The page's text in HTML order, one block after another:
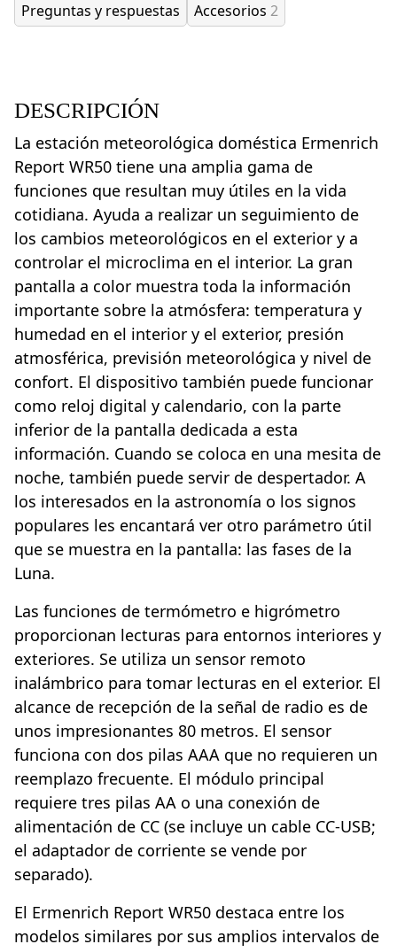
Preguntas y respuestas
Accesorios 2
DESCRIPCIÓN
La estación meteorológica doméstica Ermenrich
Report WR50 tiene una amplia gama de
funciones que resultan muy útiles en la vida
cotidiana. Ayuda a realizar un seguimiento de
los cambios meteorológicos en el exterior y a
controlar el microclima en el interior. La gran
pantalla a color muestra toda la información
importante sobre la atmósfera: temperatura y
humedad en el interior y el exterior, presión
atmosférica, previsión meteorológica y nivel de
confort. El dispositivo también puede funcionar
como reloj digital y calendario, con la parte
inferior de la pantalla dedicada a esta
información. Cuando se coloca en una mesita de
noche, también puede servir de despertador. A
los interesados en la astronomía o los signos
populares les encantará ver otro parámetro útil
que se muestra en la pantalla: las fases de la
Luna.
Las funciones de termómetro e higrómetro
proporcionan lecturas para entornos interiores y
exteriores. Se utiliza un sensor remoto
inalámbrico para tomar lecturas en el exterior. El
alcance de recepción de la señal de radio es de
unos impresionantes 80 metros. El sensor
funciona con dos pilas AAA que no requieren un
reemplazo frecuente. El módulo principal
requiere tres pilas AA o una conexión de
alimentación de CC (se incluye un cable CC-USB;
el adaptador de corriente se vende por
separado).
El Ermenrich Report WR50 destaca entre los
modelos similares por sus amplios intervalos de